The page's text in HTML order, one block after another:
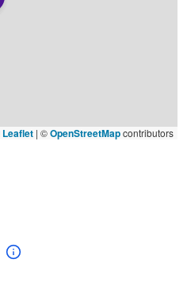
Leaflet | ©OpenStreetMapcontributors